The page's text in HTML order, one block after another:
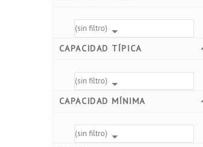
(sin filtro) 
CAPACIDAD TÍPICA
(sin filtro) 
CAPACIDAD MÍNIMA
(sin filtro) 